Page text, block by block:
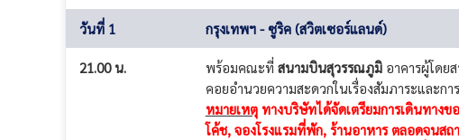
วันที่ 1 กรุงเทพฯ - ซูริค (สวิตเซอร์แลนด์)
21.00 น. พร้อมคณะที่ สนามบินสุวรรณภูมิอาคารผู้โดยส
คอยอำนวยความสะดวกในเรื่องสัมภาระและกา
หมายเหตุทางบริษัทได้จัดเตรียมการเดินทางข
โค้ช, จองโรงแรมที่พัก, ร้านอาหาร ตลอดจนส